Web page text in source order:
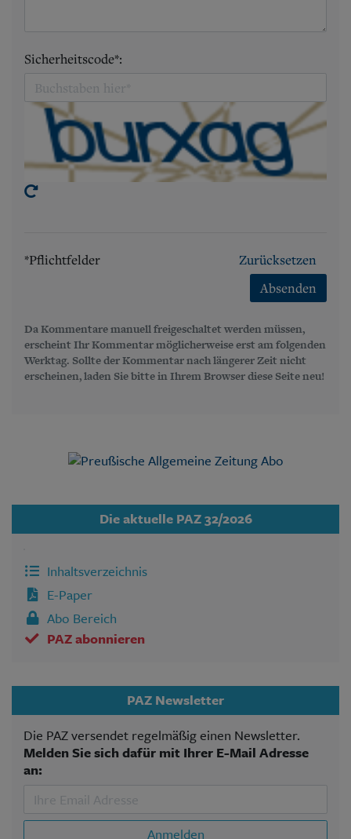
Sicherheitscode*:
*Pflichtfelder
Zurücksetzen
Absenden
Da Kommentare manuell freigeschaltet werden müssen,
erscheint Ihr Kommentar möglicherweise erst am folgenden
Werktag. Sollte der Kommentar nach längerer Zeit nicht
erscheinen, laden Sie bitte in Ihrem Browser diese Seite neu!
Die aktuelle PAZ 32/2026
Inhaltsverzeichnis
E-Paper
Abo Bereich
PAZ abonnieren
PAZ Newsletter
Die PAZ versendet regelmäßig einen Newsletter.
Melden Sie sich dafür mit Ihrer E-Mail Adresse
an:
Anmelden